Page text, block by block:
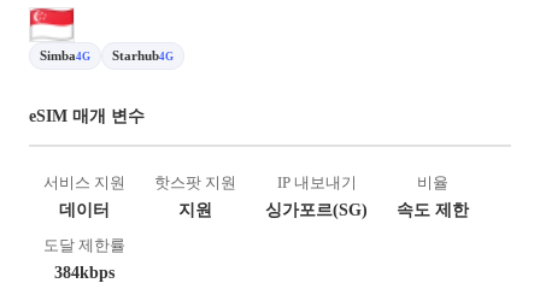
Simba4G Starhub4G
eSIM 매개 변수
서비스 지원
데이터
핫스팟 지원
지원
IP 내보내기
싱가포르(SG)
비율
속도 제한
도달 제한률
384kbps